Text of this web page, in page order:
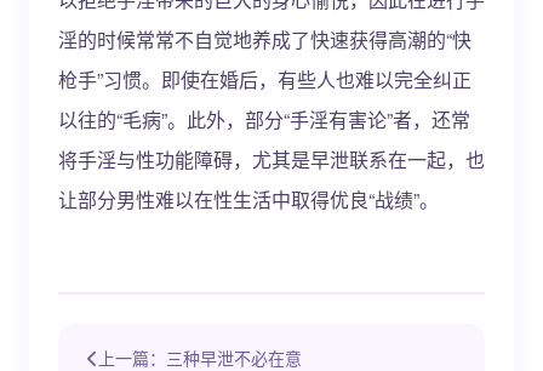
淫的时候常常不自觉地养成了快速获得高潮的“快
枪手”习惯。即使在婚后，有些人也难以完全纠正
以往的“毛病”。此外，部分“手淫有害论”者，还常
将手淫与性功能障碍，尤其是早泄联系在一起，也
让部分男性难以在性生活中取得优良“战绩”。
上一篇：三种早泄不必在意